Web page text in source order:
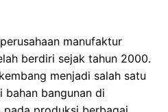
manufaktur
berdiri sejak tahun 2000.
menjadi salah satu
bahan bangunan di